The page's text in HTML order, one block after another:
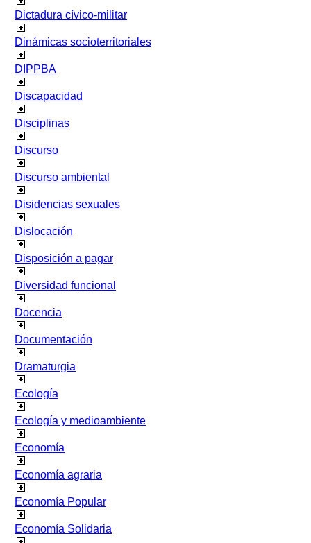
Dictadura cívico-militar
Dinámicas socioterritoriales
DIPPBA
Discapacidad
Disciplinas
Discurso
Discurso ambiental
Disidencias sexuales
Dislocación
Disposición a pagar
Diversidad funcional
Docencia
Documentación
Dramaturgia
Ecología
Ecología y medioambiente
Economía
Economía agraria
Economía Popular
Economía Solidaria